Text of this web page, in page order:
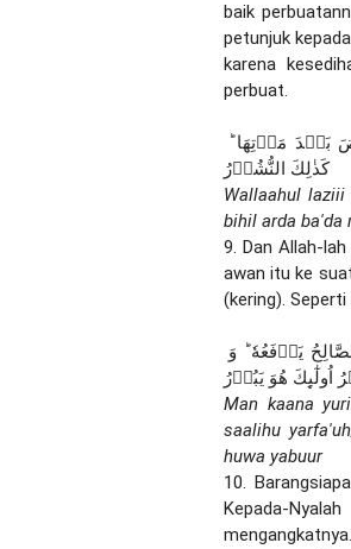
baik
petunjuk
karena
perbuat.
كَذٰلِكَ النُّشُوۡرُ
Wallaahul
bihil arda ba'da
9. Dan Allah-
awan itu ke
(kering).
هُوَ يَبُوۡرُ
Man kaana
saalihu
huwa yabuur
10.
Kepada-